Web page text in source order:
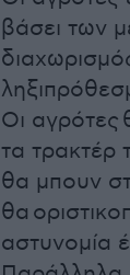
βάσει των
Οι αγρότες
τα τρακτέρ
θα μπουν
θα
αστυνομία